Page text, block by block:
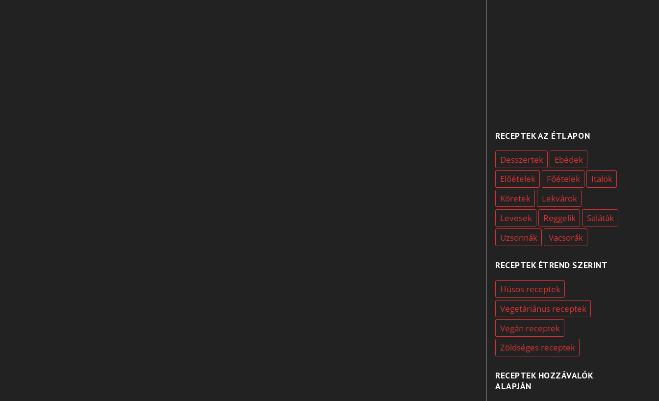
RECEPTEK AZ ÉTLAPON
Desszertek
Ebédek
Előételek
Főételek
Italok
Köretek
Lekvárok
Levesek
Reggelik
Saláták
Uzsonnák
Vacsorák
RECEPTEK ÉTREND SZERINT
Húsos receptek
Vegetáriánus receptek
Vegán receptek
Zöldséges receptek
RECEPTEK HOZZÁVALÓK
ALAPJÁN